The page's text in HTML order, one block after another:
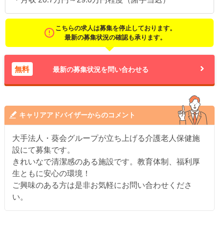
こちらの求人は募集を停止しております。
最新の募集状況の確認も承ります。
無料 最新の募集状況を問い合わせる
キャリアアドバイザーからのコメント
大手法人・葵会グループが立ち上げる介護老人保健施
設にて募集です。
きれいなで清潔感のある施設です。教育体制、福利厚
生ともに安心の環境！
ご興味のある方は是非お気軽にお問い合わせくださ
い。